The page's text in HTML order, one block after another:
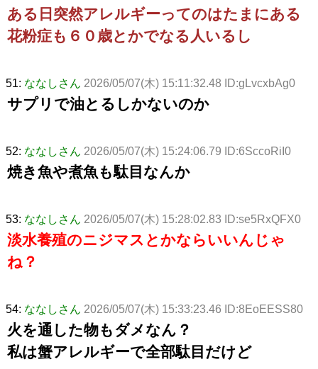
ある日突然アレルギーってのはたまにある
花粉症も６０歳とかでなる人いるし
51: ななしさん 2026/05/07(木) 15:11:32.48 ID:gLvcxbAg0
サプリで油とるしかないのか
52: ななしさん 2026/05/07(木) 15:24:06.79 ID:6SccoRiI0
焼き魚や煮魚も駄目なんか
53: ななしさん 2026/05/07(木) 15:28:02.83 ID:se5RxQFX0
淡水養殖のニジマスとかならいいんじゃ
ね？
54: ななしさん 2026/05/07(木) 15:33:23.46 ID:8EoEESS80
火を通した物もダメなん？
私は蟹アレルギーで全部駄目だけど